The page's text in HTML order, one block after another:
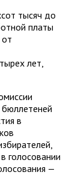
тысяч до
платы
лет,
в
голосовании
—